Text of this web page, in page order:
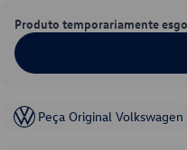
Produto temporariamente
Peça Original Volkswagen